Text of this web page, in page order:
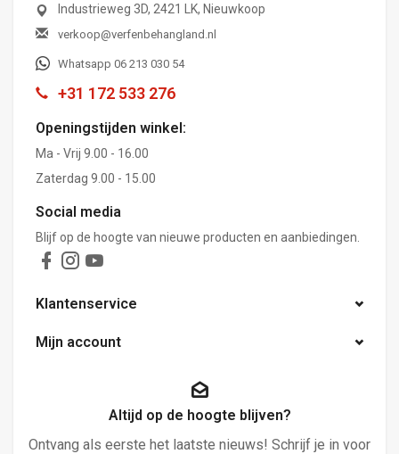
Industrieweg 3D, 2421 LK, Nieuwkoop
verkoop@verfenbehangland.nl
Whatsapp 06 213 030 54
+31 172 533 276
Openingstijden winkel:
Ma - Vrij 9.00 - 16.00
Zaterdag 9.00 - 15.00
Social media
Blijf op de hoogte van nieuwe producten en aanbiedingen.
Klantenservice
Mijn account
Altijd op de hoogte blijven?
Ontvang als eerste het laatste nieuws! Schrijf je in voor